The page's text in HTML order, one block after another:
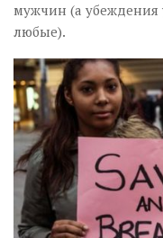
мужчин (а убеждения
любые).